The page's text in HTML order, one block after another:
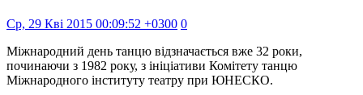
Ср, 29 Кві 2015 00:09:52 +0300 0
Міжнародний день танцю відзначається вже 32 роки,
починаючи з 1982 року, з ініціативи Комітету танцю
Міжнародного інституту театру при ЮНЕСКО.